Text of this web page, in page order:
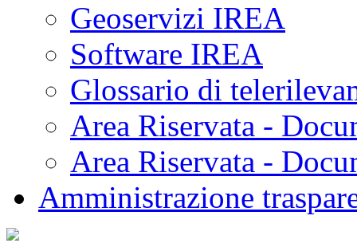
Geoservizi IREA
Software IREA
Glossario di
Area Riservata -
Area Riservata -
Amministrazione